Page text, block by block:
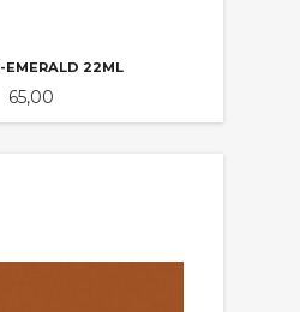
EMERALD 22ML
Pris
65,00